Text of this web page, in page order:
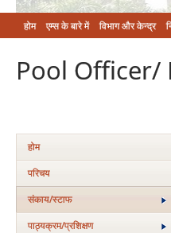
होम एम्‍स के बारे में विभाग और केन्‍द्र
Pool Officer/
होम
परिचय
संकाय/स्‍टाफ
पाठ्यक्रम/प्रशिक्षण